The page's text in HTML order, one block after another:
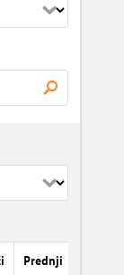
Prednji